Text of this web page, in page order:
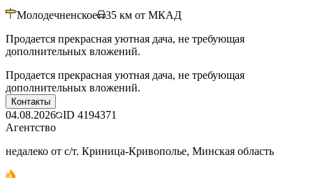
Молодечненское 35 км от МКАД
Продается прекрасная уютная дача, не требующая
дополнительных вложений.
Продается прекрасная уютная дача, не требующая
дополнительных вложений.
Контакты
04.08.2026 ID 4194371
Агентство
недалеко от с/т. Криница-Кривополье, Минская область